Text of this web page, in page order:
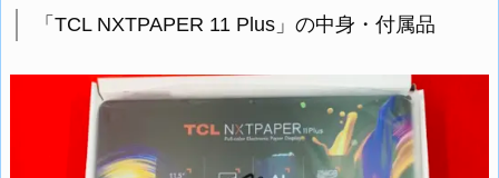
「TCL NXTPAPER 11 Plus」の中身・付属品